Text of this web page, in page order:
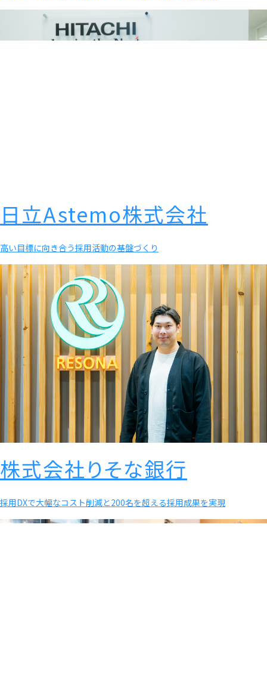
日立Astemo株式会社
高い目標に向き合う採用活動の基盤づくり
株式会社りそな銀行
採用DXで大幅なコスト削減と200名を超える採用成果を実現